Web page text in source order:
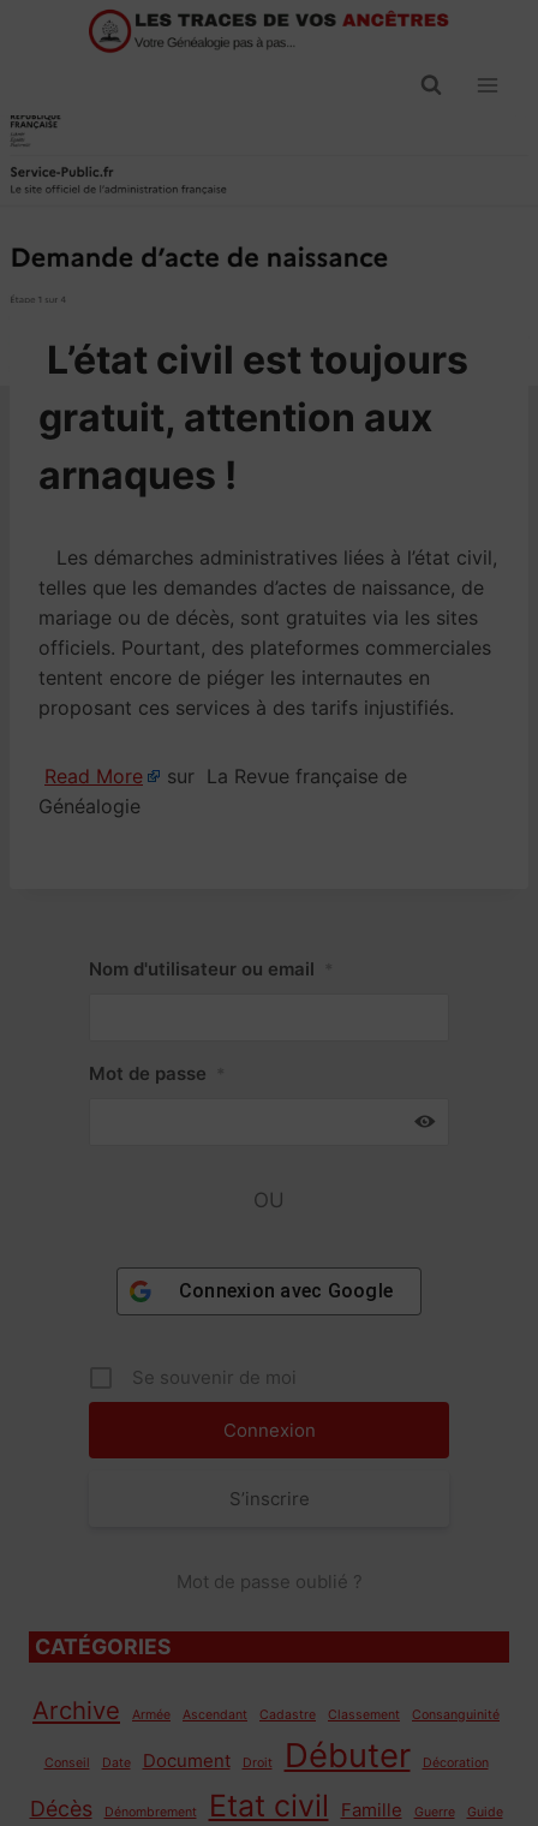
​L’état civil est toujours
gratuit, attention aux
arnaques !
Les démarches administratives liées à l’état civil,
telles que les demandes d’actes de naissance, de
mariage ou de décès, sont gratuites via les sites
officiels. Pourtant, des plateformes commerciales
tentent encore de piéger les internautes en
proposant ces services à des tarifs injustifiés.
Read More
sur La Revue française de
Généalogie
Nom d'utilisateur ou email
Mot de passe
OU
Connexion avec Google
Se souvenir de moi
S’inscrire
Mot de passe oublié ?
CATÉGORIES
Archive Armée Ascendant Cadastre Classement Consanguinité
Conseil Date Document Droit Débuter Décoration
Décès Dénombrement Etat civil Famille Guerre Guide